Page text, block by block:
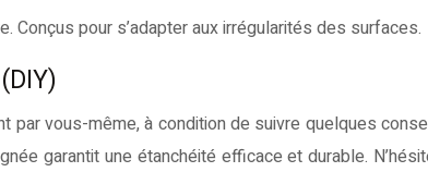
pour s’adapter aux irrégularités des surfaces.
par vous-même, à condition de suivre quelques
garantit une étanchéité efficace et durable.